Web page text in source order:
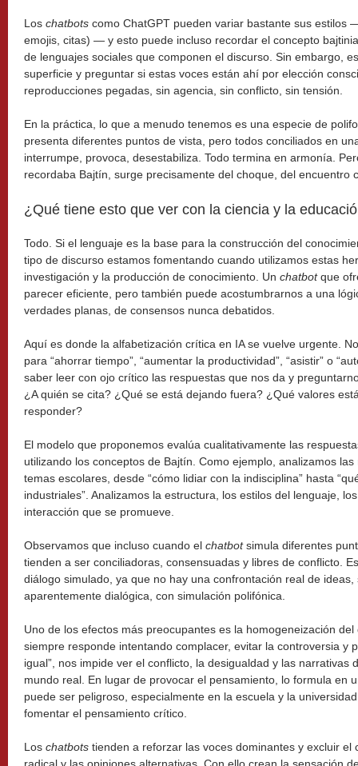
Los chatbots como ChatGPT pueden variar bastante sus estilos
emojis, citas) — y esto puede incluso recordar el concepto
de lenguajes sociales que componen el discurso. Sin embargo,
superficie y preguntar si estas voces están ahí por elección
reproducciones pegadas, sin agencia, sin conflicto, sin tensión.
En la práctica, lo que a menudo tenemos es una especie de
presenta diferentes puntos de vista, pero todos conciliados en
interrumpe, provoca, desestabiliza. Todo termina en armonía.
recordaba Bajtín, surge precisamente del choque, del encuentro
¿Qué tiene esto que ver con la ciencia y la
Todo. Si el lenguaje es la base para la construcción del
tipo de discurso estamos fomentando cuando utilizamos estas
investigación y la producción de conocimiento. Un chatbotque
parecer eficiente, pero también puede acostumbrarnos a una
verdades planas, de consensos nunca debatidos.
Aquí es donde la alfabetización crítica en IA se vuelve urgente.
para “ahorrar tiempo”, “aumentar la productividad”, “asistir” o
saber leer con ojo crítico las respuestas que nos da y
¿A quién se cita? ¿Qué se está dejando fuera? ¿Qué valores
responder?
El modelo que proponemos evalúa cualitativamente las
utilizando los conceptos de Bajtín. Como ejemplo, analizamos
temas escolares, desde “cómo lidiar con la indisciplina” hasta
industriales”. Analizamos la estructura, los estilos del lenguaje,
interacción que se promueve.
Observamos que incluso cuando el chatbotsimula diferentes
tienden a ser conciliadoras, consensuadas y libres de conflicto.
diálogo simulado, ya que no hay una confrontación real de
aparentemente dialógica, con simulación polifónica.
Uno de los efectos más preocupantes es la homogeneización
siempre responde intentando complacer, evitar la controversia y
igual”, nos impide ver el conflicto, la desigualdad y las narrativas
mundo real. En lugar de provocar el pensamiento, lo formula en
puede ser peligroso, especialmente en la escuela y la
fomentar el pensamiento crítico.
Los chatbots tienden a reforzar las voces dominantes y excluir el